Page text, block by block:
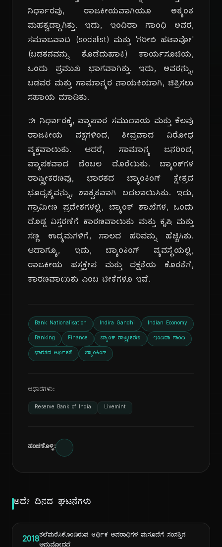
ದಿ
ನಿರ್ಧಾರವು, ರಾಜಕೀಯವಾಗಿಯೂ ಅತ್ಯಂತ
ಮಹತ್ವದ್ದಾಗಿತ್ತು. ಇದು, ಇಂದಿರಾ ಗಾಂಧಿ ಅವರ,
ಸಮಾಜವಾದಿ (socialist) ಮತ್ತು 'ಗರೀಬಿ ಹಟಾವೋ'
(ಬಡತನವನ್ನು ತೊಡೆದುಹಾಕಿ) ಕಾರ್ಯಸೂಚಿಯ,
ಒಂದು ಪ್ರಮುಖ ಭಾಗವಾಗಿತ್ತು. ಇದು, ಅವರನ್ನು,
ಬಡವರ ಮತ್ತು ಸಾಮಾನ್ಯರ ನಾಯಕಿಯಾಗಿ, ಚಿತ್ರಿಸಲು
ಸಹಾಯ ಮಾಡಿತು.
ಈ ನಿರ್ಧಾರಕ್ಕೆ, ವ್ಯಾಪಾರ ಸಮುದಾಯ ಮತ್ತು ಕೆಲವು
ರಾಜಕೀಯ ಪಕ್ಷಗಳಿಂದ, ತೀವ್ರವಾದ ವಿರೋಧ
ವ್ಯಕ್ತವಾಯಿತು. ಆದರೆ, ಸಾಮಾನ್ಯ ಜನರಿಂದ,
ವ್ಯಾಪಕವಾದ ಬೆಂಬಲ ದೊರೆಯಿತು. ಬ್ಯಾಂಕ್‌ಗಳ
ರಾಷ್ಟ್ರೀಕರಣವು, ಭಾರತದ ಬ್ಯಾಂಕಿಂಗ್ ಕ್ಷೇತ್ರದ
ಭೂದೃಶ್ಯವನ್ನು, ಶಾಶ್ವತವಾಗಿ ಬದಲಾಯಿಸಿತು. ಇದು,
ಗ್ರಾಮೀಣ ಪ್ರದೇಶಗಳಲ್ಲಿ, ಬ್ಯಾಂಕ್ ಶಾಖೆಗಳ, ಒಂದು
ದೊಡ್ಡ ವಿಸ್ತರಣೆಗೆ ಕಾರಣವಾಯಿತು ಮತ್ತು ಕೃಷಿ ಮತ್ತು
ಸಣ್ಣ ಉದ್ಯಮಗಳಿಗೆ, ಸಾಲದ ಹರಿವನ್ನು ಹೆಚ್ಚಿಸಿತು.
ಆದಾಗ್ಯೂ, ಇದು, ಬ್ಯಾಂಕಿಂಗ್ ವ್ಯವಸ್ಥೆಯಲ್ಲಿ,
ರಾಜಕೀಯ ಹಸ್ತಕ್ಷೇಪ ಮತ್ತು ದಕ್ಷತೆಯ ಕೊರತೆಗೆ,
ಕಾರಣವಾಯಿತು ಎಂಬ ಟೀಕೆಗಳೂ ಇವೆ.
Bank Nationalisation Indira Gandhi Indian Economy
Banking Finance ಬ್ಯಾಂಕ್ ರಾಷ್ಟ್ರೀಕರಣ ಇಂದಿರಾ ಗಾಂಧಿ
ಭಾರತದ ಆರ್ಥಿಕತೆ ಬ್ಯಾಂಕಿಂಗ್
ಆಧಾರಗಳು:
Reserve Bank of India Livemint
ಹಂಚಿಕೊಳ್ಳಿ:
ಅದೇ ದಿನದ ಘಟನೆಗಳು
2018ತಲೆಮರೆಸಿಕೊಂಡಿರುವ ಆರ್ಥಿಕ ಅಪರಾಧಿಗಳ ಮಸೂದೆಗೆ ಸಂಸತ್ತಿನ